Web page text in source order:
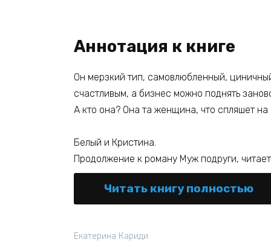
Аннотация к книге
Он мерзкий тип, самовлюбленный,
счастливым, а бизнес можно поднять
А кто она? Она та женщина, что спляшет на
Белый и Кристина.
Продолжение к роману Муж подруги,
Читать книгу полностью
Екатерина Кариди